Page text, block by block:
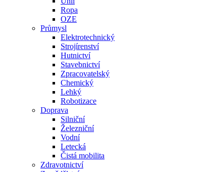
Ropa
OZE
Průmysl
Elektrotechnický
Strojírenství
Hutnictví
Stavebnictví
Zpracovatelský
Chemický
Lehký
Robotizace
Doprava
Silniční
Železniční
Vodní
Letecká
Čistá mobilita
Zdravotnictví